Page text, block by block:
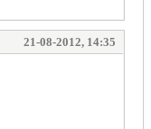
21-08-2012, 14:35